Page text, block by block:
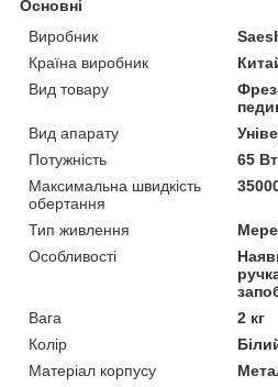
Основні
Виробник
Країна виробник
Вид товару
Вид апарату
Потужність
65 Вт
Максимальна швидкість
обертання
Тип живлення
Особливості
Вага
2 кг
Колір
Матеріал корпусу